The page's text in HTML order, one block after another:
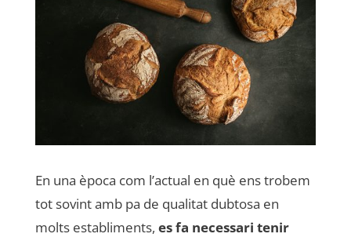
En una època com l’actual en què ens trobem
tot sovint amb pa de qualitat dubtosa en
molts establiments, es fa necessari tenir